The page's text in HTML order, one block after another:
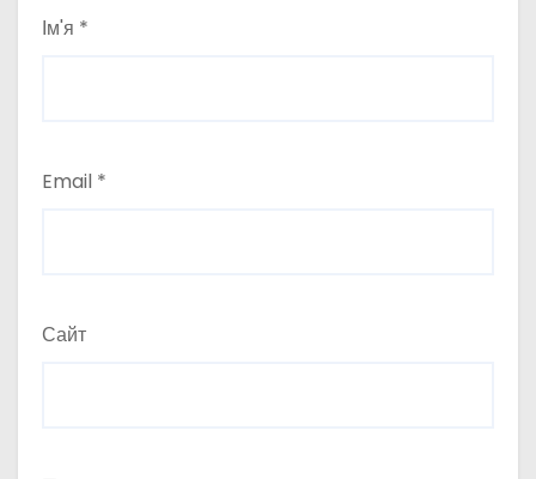
Ім'я *
Email *
Сайт